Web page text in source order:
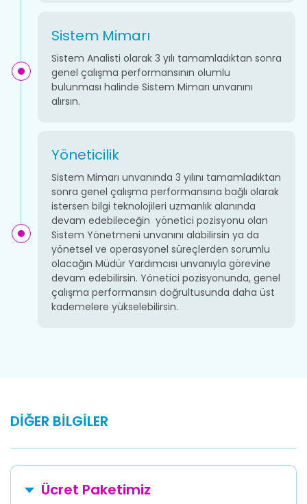
Sistem Mimarı
Sistem Analisti olarak 3 yılı tamamladıktan sonra
genel çalışma performansının olumlu
bulunması halinde Sistem Mimarı unvanını
alırsın.
Yöneticilik
Sistem Mimarı unvanında 3 yılını tamamladıktan
sonra genel çalışma performansına bağlı olarak
istersen bilgi teknolojileri uzmanlık alanında
devam edebileceğin yönetici pozisyonu olan
Sistem Yönetmeni unvanını alabilirsin ya da
yönetsel ve operasyonel süreçlerden sorumlu
olacağın Müdür Yardımcısı unvanıyla görevine
devam edebilirsin. Yönetici pozisyonunda, genel
çalışma performansın doğrultusunda daha üst
kademelere yükselebilirsin.
DİĞER BİLGİLER
Ücret Paketimiz